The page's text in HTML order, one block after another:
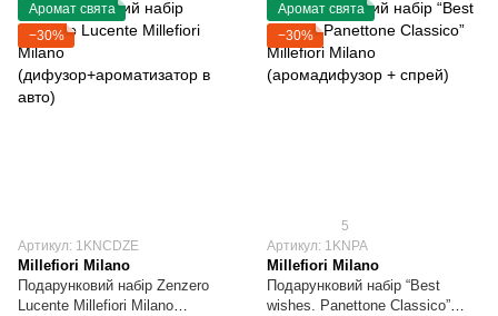
Аромат свята
−30%
Артикул: 1KNCDZE
Millefiori Milano
Подарунковий набір Zenzero
Lucente Millefiori Milano
Аромат свята
−30%
5
Артикул: 1KNPA
Millefiori Milano
Подарунковий набір “Best
wishes. Panettone Classico”